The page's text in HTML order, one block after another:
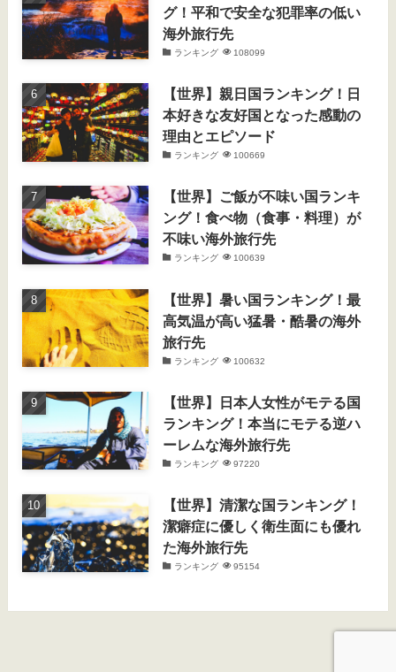
グ！平和で安全な犯罪率の低い
海外旅行先
ランキング 108099
【世界】親日国ランキング！日
本好きな友好国となった感動の
理由とエピソード
ランキング 100669
【世界】ご飯が不味い国ランキ
ング！食べ物（食事・料理）が
不味い海外旅行先
ランキング 100639
【世界】暑い国ランキング！最
高気温が高い猛暑・酷暑の海外
旅行先
ランキング 100632
【世界】日本人女性がモテる国
ランキング！本当にモテる逆ハ
ーレムな海外旅行先
ランキング 97220
【世界】清潔な国ランキング！
潔癖症に優しく衛生面にも優れ
た海外旅行先
ランキング 95154